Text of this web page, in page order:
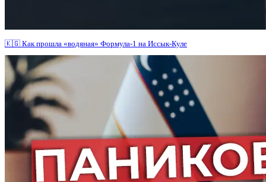
🇰🇬 Как прошла «водяная» Формула-1 на Иссык-Куле